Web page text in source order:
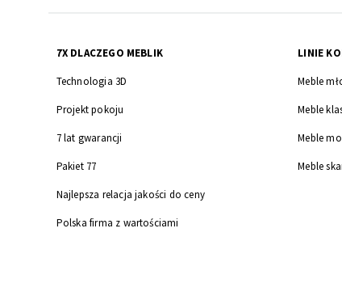
7X DLACZEGO MEBLIK
Technologia 3D
Projekt pokoju
7 lat gwarancji
Pakiet 77
Najlepsza relacja jakości do ceny
Polska firma z wartościami
LINIE
Meble
Meble
Meble
Meble